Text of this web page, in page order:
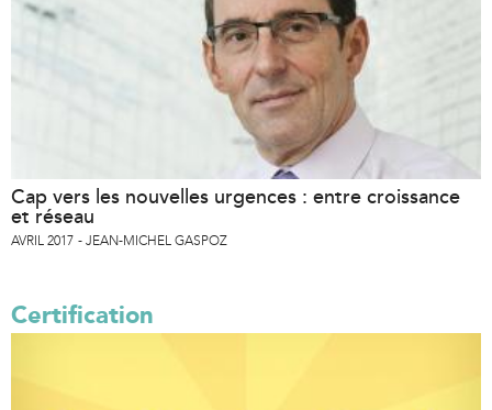
Cap vers les nouvelles urgences : entre croissance
et réseau
AVRIL 2017 JEAN-MICHEL GASPOZ
Certification